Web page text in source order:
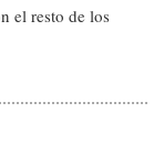
el resto de los